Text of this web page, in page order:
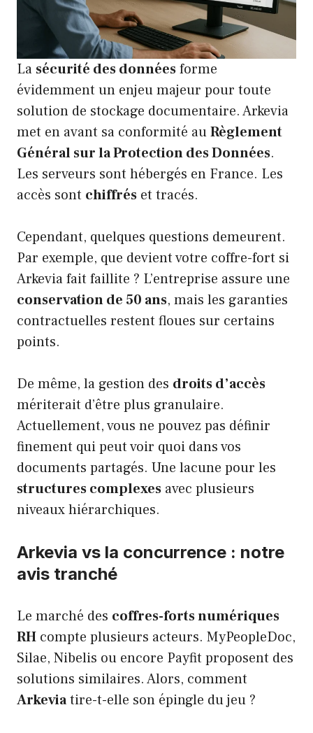
La sécurité des donnéesforme
évidemment un enjeu majeur pour toute
solution de stockage documentaire. Arkevia
met en avant sa conformité auRèglement
Général sur la Protection des Données.
Les serveurs sont hébergés en France. Les
accès sont chiffrés et tracés.
Cependant, quelques questions demeurent.
Par exemple, que devient votre coffre-fort si
Arkevia fait faillite ? L’entreprise assure une
conservation de 50 ans, mais les garanties
contractuelles restent floues sur certains
points.
De même, la gestion des droits d’accès
mériterait d’être plus granulaire.
Actuellement, vous ne pouvez pas définir
finement qui peut voir quoi dans vos
documents partagés. Une lacune pour les
structures complexes avec plusieurs
niveaux hiérarchiques.
Arkevia vs la concurrence : notre
avis tranché
Le marché des coffres-forts numériques
RH compte plusieurs acteurs. MyPeopleDoc,
Silae, Nibelis ou encore Payfit proposent des
solutions similaires. Alors, comment
Arkeviatire-t-elle son épingle du jeu ?